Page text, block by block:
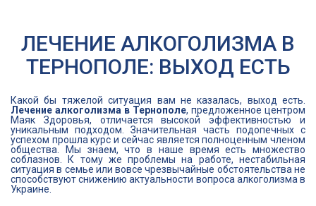
ЛЕЧЕНИЕ АЛКОГОЛИЗМА В
ТЕРНОПОЛЕ: ВЫХОД ЕСТЬ
Какой бы тяжелой ситуация вам не казалась, выход есть.
Лечение алкоголизма в Тернополе, предложенное центром
Маяк Здоровья, отличается высокой эффективностью и
уникальным подходом. Значительная часть подопечных с
успехом прошла курс и сейчас является полноценным членом
общества. Мы знаем, что в наше время есть множество
соблазнов. К тому же проблемы на работе, нестабильная
ситуация в семье или вовсе чрезвычайные обстоятельства не
способствуют снижению актуальности вопроса алкоголизма в
Украине.